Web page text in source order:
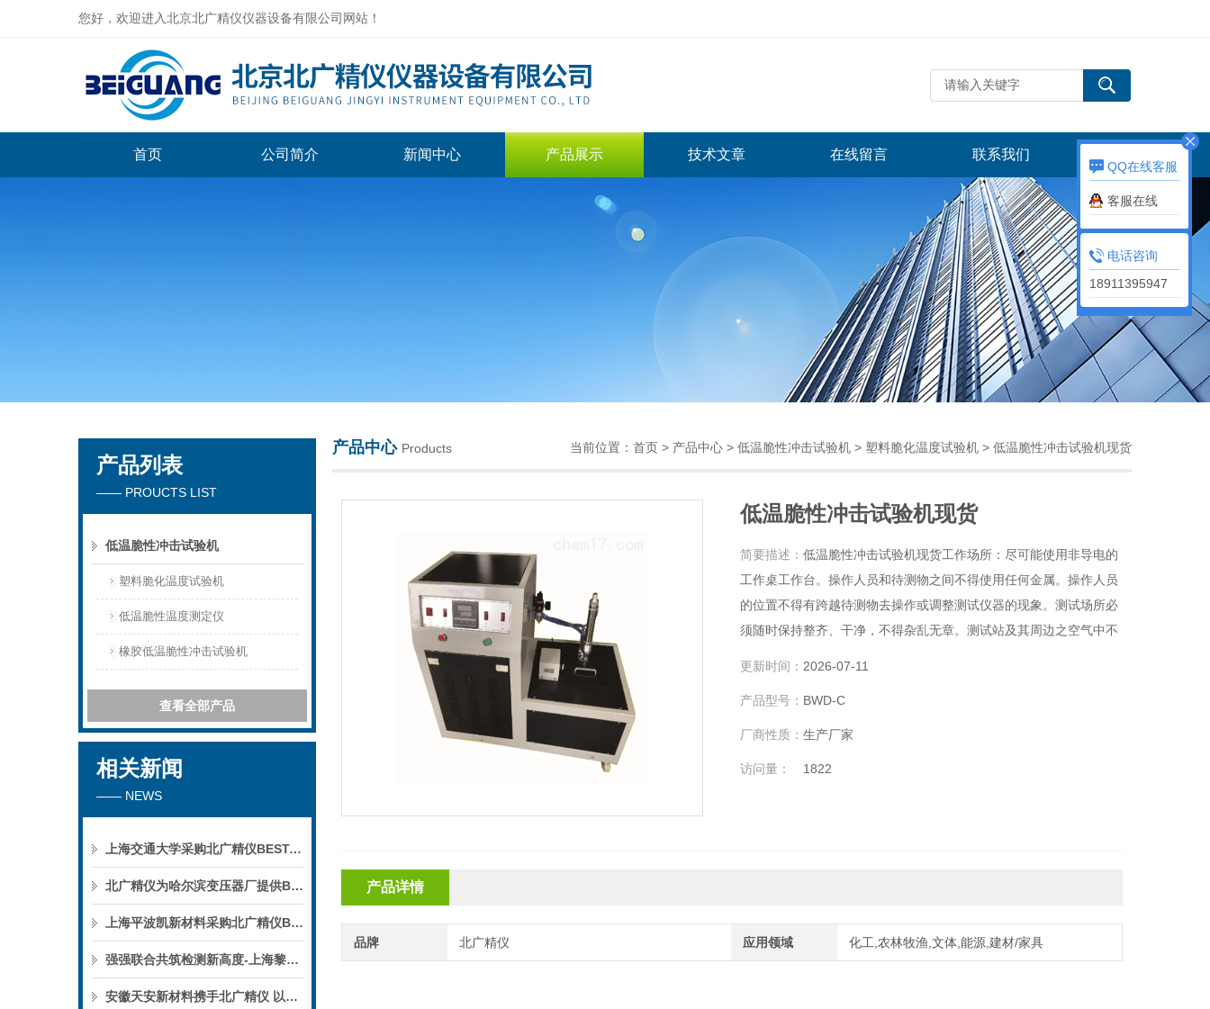
您好，欢迎进入北京北广精仪仪器设备有限公司网站！
北京北广精仪仪器设备有限公司
首页 公司简介 新闻中心 产品展示 技术文章 在线留言 联系我们
产品列表
—— PROUCTS LIST
低温脆性冲击试验机
塑料脆化温度试验机
低温脆性温度测定仪
橡胶低温脆性冲击试验机
查看全部产品
相关新闻
—— NEWS
上海交通大学采购北广精仪BEST-300C四探针电阻测试仪
北广精仪为哈尔滨变压器厂提供BDJC-100KV电压击穿试验仪全流程上门培训纪实
上海平波凯新材料采购北广精仪BDJC-100KV电压击穿试验仪
强强联合共筑检测新高度-上海黎顿电子采购北广精仪BDJC-50KV电压击穿试验仪
安徽天安新材料携手北广精仪 以精密TOC检测赋能新材料产业绿色高质量发展
产品中心 Products 当前位置： 首页 > 产品中心 > 低温脆性冲击试验机 > 塑料脆化温度试验机 > 低温脆性冲击试验机现货
低温脆性冲击试验机现货
简要描述： 低温脆性冲击试验机现货工作场所：尽可能使用非导电的
工作桌工作台。操作人员和待测物之间不得使用任何金属。操作人员
的位置不得有跨越待测物去操作或调整测试仪器的现象。测试场所必
须随时保持整齐、干净，不得杂乱无章。测试站及其周边之空气中不
更新时间： 2026-07-11
产品型号： BWD-C
厂商性质： 生产厂家
访问量： 1822
产品详情
品牌 北广精仪 应用领域 化工,农林牧渔,文体,能源,建材/家具
QQ在线客服
客服在线
电话咨询
18911395947